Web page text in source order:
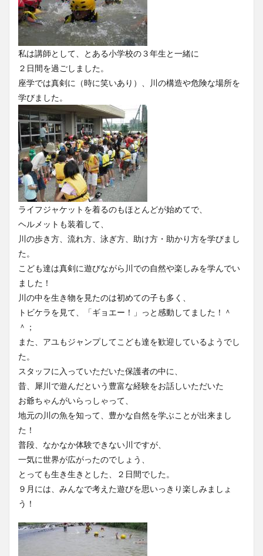
私は講師として、とある小学校の３年生と一緒に
２日間を過ごしました。
座学では真剣に（時に笑いあり）、川の構造や危険な場所を
学びました。
ライフジャケットを着るのもほとんどが始めてで、
ヘルメットも装着して、
川の歩き方、流れ方、泳ぎ方、助け方・助かり方を学びまし
た。
こども達は真剣に遊びながら川での自然や楽しみを学んでい
ました！
川の中を生き物を見たのは初めての子も多く、
トビケラを見て、「ギョエー！」っと感動してました！＾
＾；
また、アユもジャンプしてこども達を歓迎しているようでし
た。
スタッフに入っていただいた保護者の中に、
昔、犀川で遊んだという豊富な経験をお話しいただいた
お爺ちゃんがいらっしゃって、
地元の川の魚を知って、豊かな自然を学ぶことが出来まし
た！
普段、なかなか体験できない川ですが、
一気に世界が広がったのでしょう、
とっても生き生きとした、２日間でした。
９月には、みんなで考えた遊びを思いっきり楽しみましょ
う！